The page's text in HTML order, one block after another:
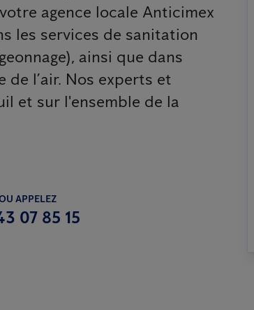
agence locale Anticimex
les services de sanitation
ainsi que dans
de l’air. Nos experts et
et sur l'ensemble de la
APPELEZ
07 85 15